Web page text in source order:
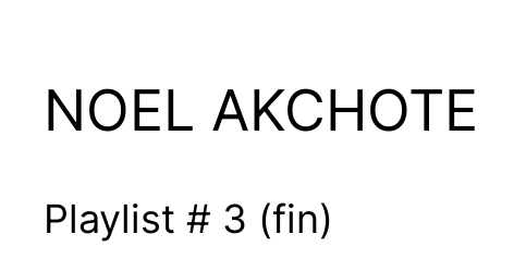
NOEL AKCHOTE
Playlist # 3 (fin)